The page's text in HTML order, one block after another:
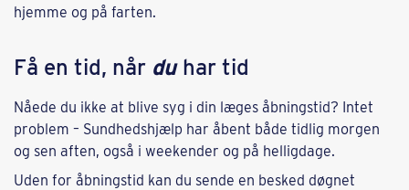
hjemme og på farten.
Få en tid, når du har tid
Nåede du ikke at blive syg i din læges åbningstid? Intet
problem – Sundhedshjælp har åbent både tidlig morgen
og sen aften, også i weekender og på helligdage.
Uden for åbningstid kan du sende en besked døgnet